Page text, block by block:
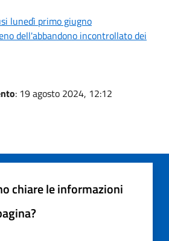
lunedì primo giugno
dell'abbandono incontrollato dei
: 19 agosto 2024, 12:12
chiare le informazioni